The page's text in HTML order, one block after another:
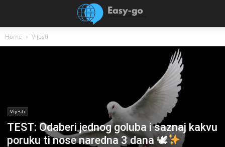
Home Vijesti
Vijesti
TEST: Odaberi jednog goluba i saznaj kakvu
poruku ti nose naredna 3 dana 🕊